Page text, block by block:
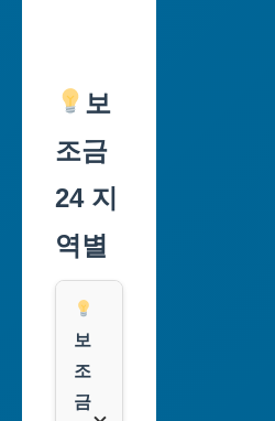
보
조금
24 지
역별
보
조
금